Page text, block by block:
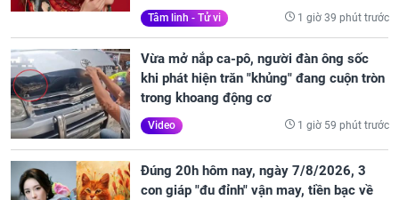
Tâm linh - Tử vi 1 giờ 39 phút trước
Vừa mở nắp ca-pô, người đàn ông sốc
khi phát hiện trăn "khủng" đang cuộn tròn
trong khoang động cơ
Video 1 giờ 59 phút trước
Đúng 20h hôm nay, ngày 7/8/2026, 3
con giáp "đu đỉnh" vận may, tiền bạc về